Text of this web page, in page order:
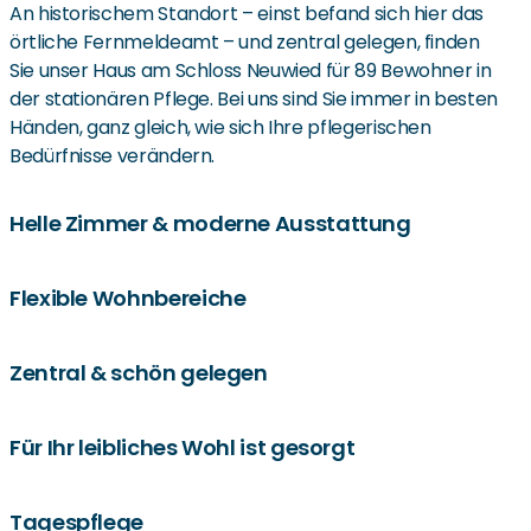
An historischem Standort – einst befand sich hier das
örtliche Fernmeldeamt – und zentral gelegen, finden
Sie unser Haus am Schloss Neuwied für 89 Bewohner in
der stationären Pflege. Bei uns sind Sie immer in besten
Händen, ganz gleich, wie sich Ihre pflegerischen
Bedürfnisse verändern.
Helle Zimmer & moderne Ausstattung
In der stationären Pflege bieten wir drei Wohnbereiche
Zimmer-Apartments zusammenlegen. Die hellen und
einem Pflegebett über bodentiefe Fenster,
Flexible Wohnbereiche
Die flexibel nutzbaren Gemeinschaftsräume in den
oder Wellnessbereich nutzen. Gemütliche
den Abenden zum Verweilen ein. Bei schönem Wetter
Zentral & schön gelegen
Hinter der Einrichtung lädt ein kleiner Stadtgarten zum
Für Ihr leibliches Wohl ist gesorgt
Für Ihr leibliches Wohl ist ebenfalls bestens gesorgt: Der
Tagespflege